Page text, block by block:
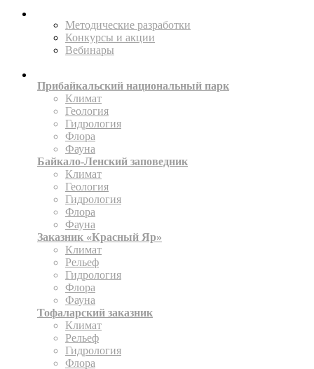
Методические разработки
Конкурсы и акции
Вебинары
Прибайкальский национальный парк
Климат
Геология
Гидрология
Флора
Фауна
Байкало-Ленский заповедник
Климат
Геология
Гидрология
Флора
Фауна
Заказник «Красный Яр»
Климат
Рельеф
Гидрология
Флора
Фауна
Тофаларский заказник
Климат
Рельеф
Гидрология
Флора